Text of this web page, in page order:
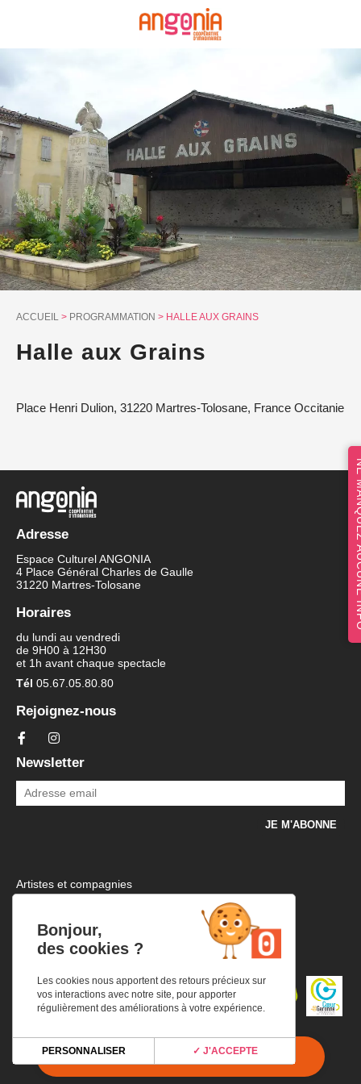
NE
ACCUEIL > PROGRAMMATION > HALLE AUX GRAINS
Halle aux Grains
Place Henri Dulion, 31220 Martres-Tolosane, France Occitanie
Adresse
Espace Culturel ANGONIA
4 Place Général Charles de Gaulle
31220 Martres-Tolosane
Horaires
du lundi au vendredi
de 9H00 à 12H30
et 1h avant chaque spectacle
Tél 05.67.05.80.80
Rejoignez-nous
Newsletter
Artistes et compagnies
Mentions légales et politique de confidentialité
Infos pratiques
Bonjour,
des cookies ?
Les cookies nous apportent des retours précieux sur
vos interactions avec notre site, pour apporter
régulièrement des améliorations à votre expérience.
✓ J'ACCEPTE
PERSONNALISER